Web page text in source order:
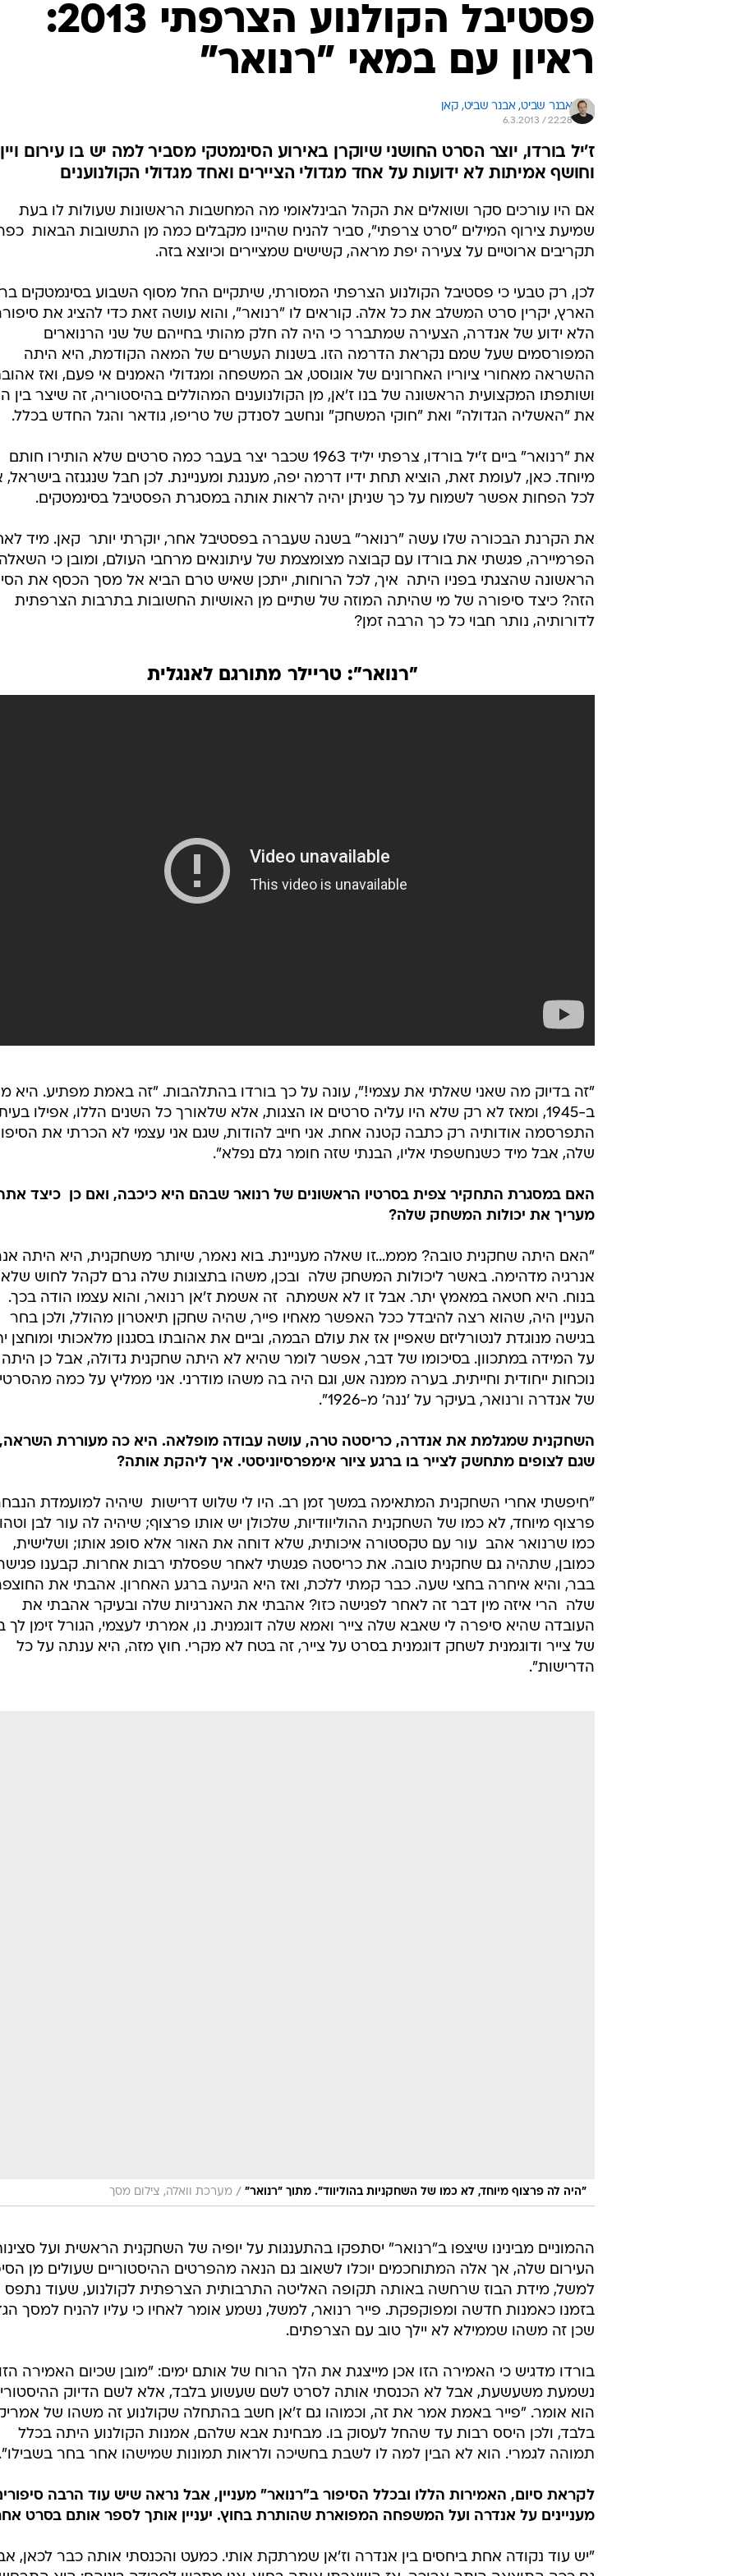
פסטיבל הקולנוע הצרפתי 2013:
ראיון עם במאי "רנואר"
אבנר שביט, אבנר שביט, קאן
6.3.2013 / 22:28
ז'יל בורדו, יוצר הסרט החושני שיוקרן באירוע הסינמטקי מסביר למה יש בו עירום
וחושף אמיתות לא ידועות על אחד מגדולי הציירים ואחד מגדולי הקולנוענים
אם היו עורכים סקר ושואלים את הקהל הבינלאומי מה המחשבות הראשונות שעולות לו בעת
שמיעת צירוף המילים "סרט צרפתי", סביר להניח שהיינו מקבלים כמה מן התשובות הבאות  כפר,
תקריבים ארוטיים על צעירה יפת מראה, קשישים שמציירים וכיוצא בזה.
לכן, רק טבעי כי פסטיבל הקולנוע הצרפתי המסורתי, שיתקיים החל מסוף השבוע בסינמטקים
הארץ, יקרין סרט המשלב את כל אלה. קוראים לו "רנואר", והוא עושה זאת כדי להציג את
הלא ידוע של אנדרה, הצעירה שמתברר כי היה לה חלק מהותי בחייהם של שני הרנוארים
המפורסמים שעל שמם נקראת הדרמה הזו. בשנות העשרים של המאה הקודמת, היא היתה
ההשראה מאחורי ציוריו האחרונים של אוגוסט, אב המשפחה ומגדולי האמנים אי פעם, ואז
ושותפתו המקצועית הראשונה של בנו ז'אן, מן הקולנוענים המהוללים בהיסטוריה, זה שיצר בין
את "האשליה הגדולה" ואת "חוקי המשחק" ונחשב לסנדק של טריפו, גודאר והגל החדש בכלל.
את "רנואר" ביים ז'יל בורדו, צרפתי יליד 1963 שכבר יצר בעבר כמה סרטים שלא הותירו חותם
מיוחד. כאן, לעומת זאת, הוציא תחת ידיו דרמה יפה, מענגת ומעניינת. לכן חבל שנגנזה בישראל,
לכל הפחות אפשר לשמוח על כך שניתן יהיה לראות אותה במסגרת הפסטיבל בסינמטקים.
את הקרנת הבכורה שלו עשה "רנואר" בשנה שעברה בפסטיבל אחר, יוקרתי יותר  קאן. מיד
הפרמיירה, פגשתי את בורדו עם קבוצה מצומצמת של עיתונאים מרחבי העולם, ומובן כי
הראשונה שהצגתי בפניו היתה  איך, לכל הרוחות, ייתכן שאיש טרם הביא אל מסך הכסף את
הזה? כיצד סיפורה של מי שהיתה המוזה של שתיים מן האושיות החשובות בתרבות הצרפתית
לדורותיה, נותר חבוי כל כך הרבה זמן?
"רנואר": טריילר מתורגם לאנגלית
"זה בדיוק מה שאני שאלתי את עצמי!", עונה על כך בורדו בהתלהבות. "זה באמת מפתיע. היא
ב-1945, ומאז לא רק שלא היו עליה סרטים או הצגות, אלא שלאורך כל השנים הללו, אפילו
התפרסמה אודותיה רק כתבה קטנה אחת. אני חייב להודות, שגם אני עצמי לא הכרתי את
שלה, אבל מיד כשנחשפתי אליו, הבנתי שזה חומר גלם נפלא".
האם במסגרת התחקיר צפית בסרטיו הראשונים של רנואר שבהם היא כיכבה, ואם כן  כיצד
מעריך את יכולות המשחק שלה?
"האם היתה שחקנית טובה? מממ...זו שאלה מעניינת. בוא נאמר, שיותר משחקנית, היא היתה
אנרגיה מדהימה. באשר ליכולות המשחק שלה  ובכן, משהו בתצוגות שלה גרם לקהל לחוש שלא
בנוח. היא חטאה במאמץ יתר. אבל זו לא אשמתה  זה אשמת ז'אן רנואר, והוא עצמו הודה בכך.
העניין היה, שהוא רצה להיבדל ככל האפשר מאחיו פייר, שהיה שחקן תיאטרון מהולל, ולכן בחר
בגישה מנוגדת לנטורליזם שאפיין אז את עולם הבמה, וביים את אהובתו בסגנון מלאכותי ומוחצן
על המידה במתכוון. בסיכומו של דבר, אפשר לומר שהיא לא היתה שחקנית גדולה, אבל כן
נוכחות ייחודית וחייתית. בערה ממנה אש, וגם היה בה משהו מודרני. אני ממליץ על כמה
של אנדרה ורנואר, בעיקר על 'ננה' מ-1926".
השחקנית שמגלמת את אנדרה, כריסטה טרה, עושה עבודה מופלאה. היא כה מעוררת השראה,
שגם לצופים מתחשק לצייר בו ברגע ציור אימפרסיוניסטי. איך ליהקת אותה?
"חיפשתי אחרי השחקנית המתאימה במשך זמן רב. היו לי שלוש דרישות  שיהיה למועמדת
פרצוף מיוחד, לא כמו של השחקנית ההוליוודיות, שלכולן יש אותו פרצוף; שיהיה לה עור לבן
כמו שרנואר אהב  עור עם טקסטורה איכותית, שלא דוחה את האור אלא סופג אותו; ושלישית,
כמובן, שתהיה גם שחקנית טובה. את כריסטה פגשתי לאחר שפסלתי רבות אחרות. קבענו
בבר, והיא איחרה בחצי שעה. כבר קמתי ללכת, ואז היא הגיעה ברגע האחרון. אהבתי את
שלה  הרי איזה מין דבר זה לאחר לפגישה כזו? אהבתי את האנרגיות שלה ובעיקר אהבתי את
העובדה שהיא סיפרה לי שאבא שלה צייר ואמא שלה דוגמנית. נו, אמרתי לעצמי, הגורל זימן לך
של צייר ודוגמנית לשחק דוגמנית בסרט על צייר, זה בטח לא מקרי. חוץ מזה, היא ענתה על כל
הדרישות".
"היה לה פרצוף מיוחד, לא כמו של השחקניות בהוליווד". מתוך "רנואר" / מערכת וואלה, צילום מסך
ההמוניים מבינינו שיצפו ב"רנואר" יסתפקו בהתענגות על יופיה של השחקנית הראשית ועל
העירום שלה, אך אלה המתוחכמים יוכלו לשאוב גם הנאה מהפרטים ההיסטוריים שעולים מן
למשל, מידת הבוז שרחשה באותה תקופה האליטה התרבותית הצרפתית לקולנוע, שעוד נתפס
בזמנו כאמנות חדשה ומפוקפקת. פייר רנואר, למשל, נשמע אומר לאחיו כי עליו להניח למסך
שכן זה משהו שממילא לא יילך טוב עם הצרפתים.
בורדו מדגיש כי האמירה הזו אכן מייצגת את הלך הרוח של אותם ימים: "מובן שכיום האמירה
נשמעת משעשעת, אבל לא הכנסתי אותה לסרט לשם שעשוע בלבד, אלא לשם הדיוק
הוא אומר. "פייר באמת אמר את זה, וכמוהו גם ז'אן חשב בהתחלה שקולנוע זה משהו של
בלבד, ולכן היסס רבות עד שהחל לעסוק בו. מבחינת אבא שלהם, אמנות הקולנוע היתה בכלל
תמוהה לגמרי. הוא לא הבין למה לו לשבת בחשיכה ולראות תמונות שמישהו אחר בחר
לקראת סיום, האמירות הללו ובכלל הסיפור ב"רנואר" מעניין, אבל נראה שיש עוד הרבה
מעניינים על אנדרה ועל המשפחה המפוארת שהותרת בחוץ. יעניין אותך לספר אותם בסרט
"יש עוד נקודה אחת ביחסים בין אנדרה וז'אן שמרתקת אותי. כמעט והכנסתי אותה כבר לכאן,